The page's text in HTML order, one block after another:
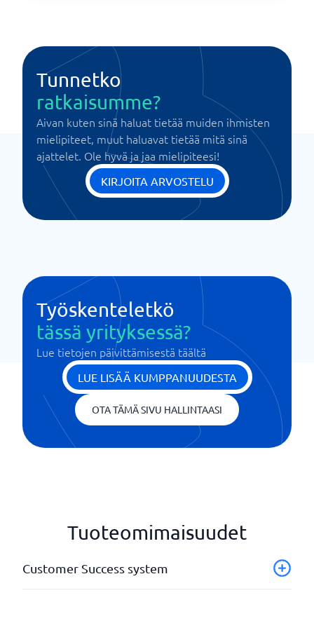
Tunnetko
ratkaisumme?
Aivan kuten sinä haluat tietää muiden ihmisten
mielipiteet, muut haluavat tietää mitä sinä
ajattelet. Ole hyvä ja jaa mielipiteesi!
KIRJOITA ARVOSTELU
Työskenteletkö
tässä yrityksessä?
Lue tietojen päivittämisestä täältä
LUE LISÄÄ KUMPPANUUDESTA
OTA TÄMÄ SIVU HALLINTAASI
Tuoteomimaisuudet
Customer Success system